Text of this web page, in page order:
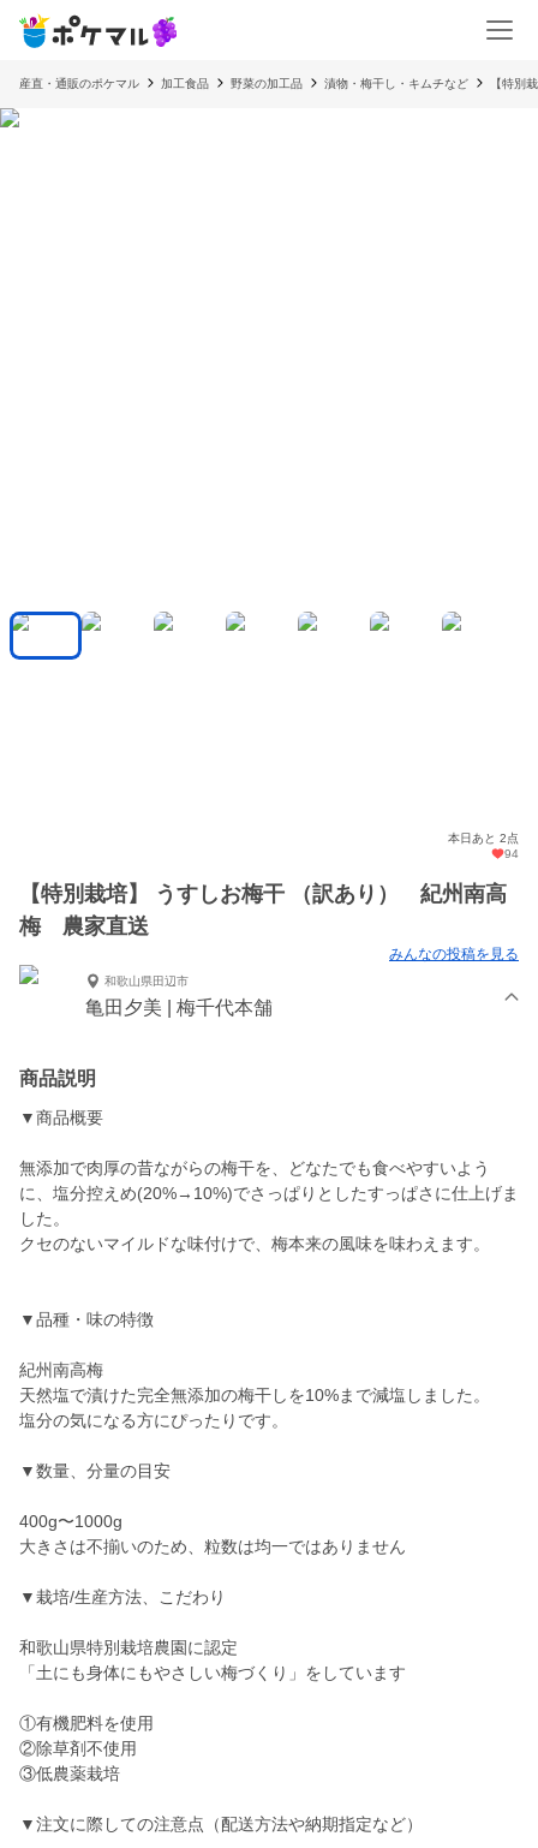
産直・通販のポケマル 加工食品 野菜の加工品 漬物・梅干し・キムチなど 【特別
本日あと 2点
94
【特別栽培】 うすしお梅干 （訳あり） 紀州南高
梅 農家直送
みんなの投稿を見る
和歌山県田辺市
亀田夕美 | 梅千代本舗
商品説明
▼商品概要
無添加で肉厚の昔ながらの梅干を、どなたでも食べやすいよう
に、塩分控えめ(20%→10%)でさっぱりとしたすっぱさに仕上げま
した。
クセのないマイルドな味付けで、梅本来の風味を味わえます。
▼品種・味の特徴
紀州南高梅
天然塩で漬けた完全無添加の梅干しを10%まで減塩しました。
塩分の気になる方にぴったりです。
▼数量、分量の目安
400g〜1000g
大きさは不揃いのため、粒数は均一ではありません
▼栽培/生産方法、こだわり
和歌山県特別栽培農園に認定
「土にも身体にもやさしい梅づくり」をしています
①有機肥料を使用
②除草剤不使用
③低農薬栽培
▼注文に際しての注意点（配送方法や納期指定など）